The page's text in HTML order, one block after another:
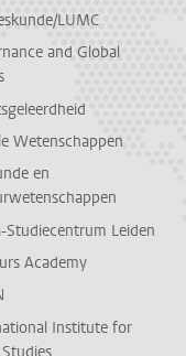
LUMC
and Global
Wetenschappen
en
Studiecentrum Leiden
Academy
Institute for